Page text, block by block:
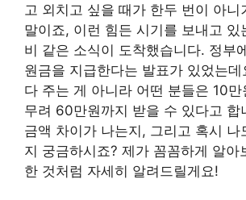
고 외치고 싶을 때가 한두 번이 아니
말이죠, 이런 힘든 시기를 보내고 있
비 같은 소식이 도착했습니다. 정부
원금을 지급한다는 발표가 있었는
다 주는 게 아니라 어떤 분들은 10
무려 60만원까지 받을 수 있다고 합
금액 차이가 나는지, 그리고 혹시 나
지 궁금하시죠? 제가 꼼꼼하게 알아
한 것처럼 자세히 알려드릴게요!